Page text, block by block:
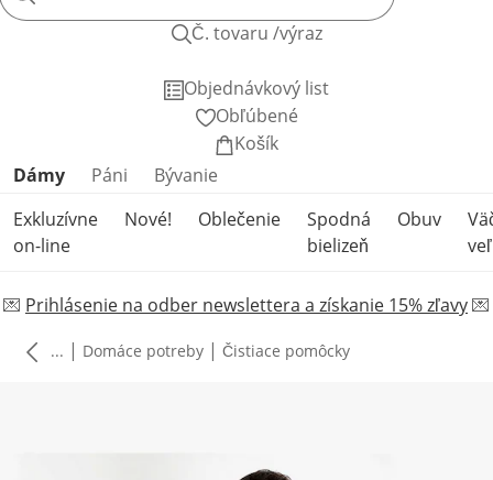
Č. tovaru /výraz
Objednávkový list
Obľúbené
Košík
Preskočiť kategórie produktov
Dámy Páni
Bývanie
Exkluzívne
on-line
Nové! Oblečenie
Spodná
bielizeň
Obuv
💌 Prihlásenie na odber newslettera a získanie 15% zľavy💌
... | Domáce potreby | Čistiace pomôcky